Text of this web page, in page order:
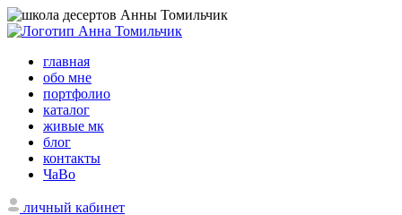
главная
обо мне
портфолио
каталог
живые мк
блог
контакты
ЧаВо
личный кабинет